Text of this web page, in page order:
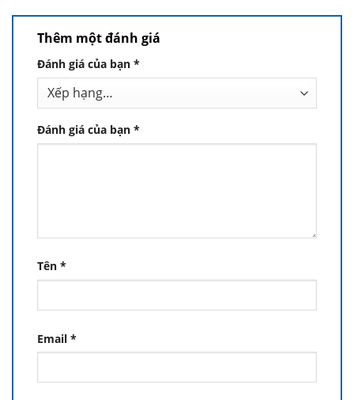
Thêm một đánh giá
Đánh giá của bạn *
Đánh giá của bạn *
Tên *
Email *